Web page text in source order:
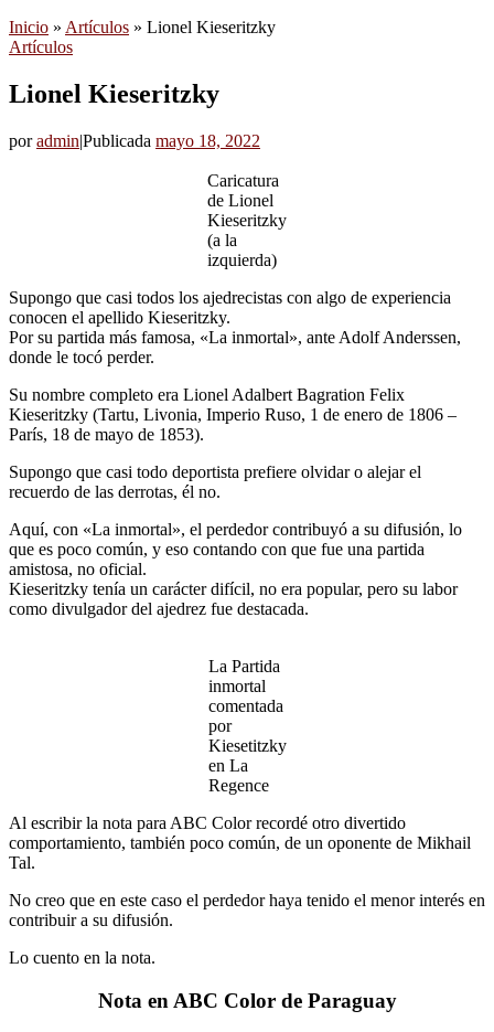
Inicio » Artículos » Lionel Kieseritzky
Artículos
Lionel Kieseritzky
poradmin|Publicada mayo 18, 2022
Caricatura
de Lionel
Kieseritzky
(a la
izquierda)
Supongo que casi todos los ajedrecistas con algo de experiencia
conocen el apellido Kieseritzky.
Por su partida más famosa, «La inmortal», ante Adolf Anderssen,
donde le tocó perder.
Su nombre completo era Lionel Adalbert Bagration Felix
Kieseritzky (Tartu, Livonia, Imperio Ruso, 1 de enero de 1806 –
París, 18 de mayo de 1853).
Supongo que casi todo deportista prefiere olvidar o alejar el
recuerdo de las derrotas, él no.
Aquí, con «La inmortal», el perdedor contribuyó a su difusión, lo
que es poco común, y eso contando con que fue una partida
amistosa, no oficial.
Kieseritzky tenía un carácter difícil, no era popular, pero su labor
como divulgador del ajedrez fue destacada.
La Partida
inmortal
comentada
por
Kiesetitzky
en La
Regence
Al escribir la nota para ABC Color recordé otro divertido
comportamiento, también poco común, de un oponente de Mikhail
Tal.
No creo que en este caso el perdedor haya tenido el menor interés en
contribuir a su difusión.
Lo cuento en la nota.
Nota en ABC Color de Paraguay